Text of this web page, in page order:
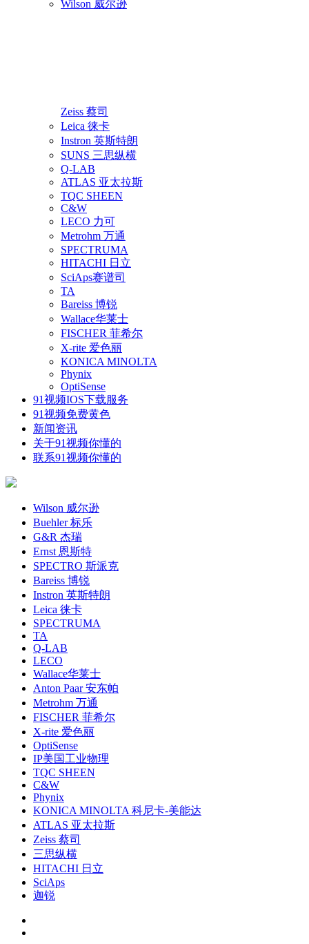
Wilson 威尔逊
Zeiss 蔡司
Leica 徕卡
Instron 英斯特朗
SUNS 三思纵横
Q-LAB
ATLAS 亚太拉斯
TQC SHEEN
C&W
LECO 力可
Metrohm 万通
SPECTRUMA
HITACHI 日立
SciAps赛谱司
TA
Bareiss 博锐
Wallace华莱士
FISCHER 菲希尔
X-rite 爱色丽
KONICA MINOLTA
Phynix
OptiSense
91视频IOS下载服务
91视频免费黄色
新闻资讯
关于91视频你懂的
联系91视频你懂的
Wilson 威尔逊
Buehler 标乐
G&R 杰瑞
Ernst 恩斯特
SPECTRO 斯派克
Bareiss 博锐
Instron 英斯特朗
Leica 徕卡
SPECTRUMA
TA
Q-LAB
LECO
Wallace华莱士
Anton Paar 安东帕
Metrohm 万通
FISCHER 菲希尔
X-rite 爱色丽
OptiSense
IP美国工业物理
TQC SHEEN
C&W
Phynix
KONICA MINOLTA 科尼卡-美能达
ATLAS 亚太拉斯
Zeiss 蔡司
三思纵横
HITACHI 日立
SciAps
迦锐